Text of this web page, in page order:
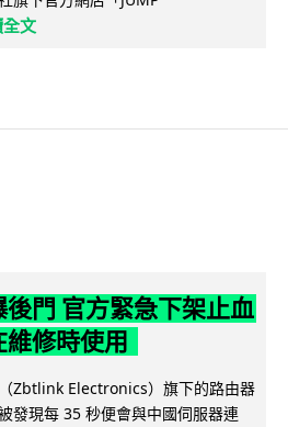
文
門 官方緊急下架止血
修時使用
Zbtlink Electronics）旗下的路由器
發現每 35 秒便會與中國伺服器連